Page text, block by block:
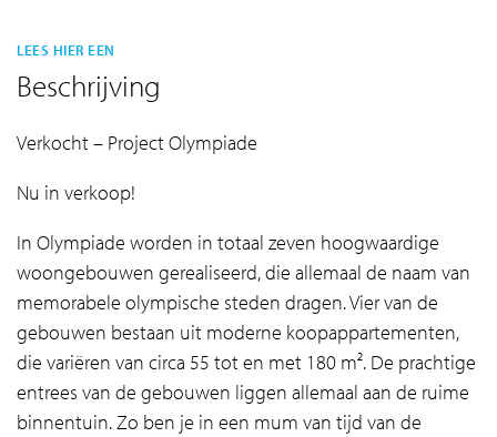
LEES HIER EEN
Beschrijving
Verkocht – Project Olympiade
Nu in verkoop!
In Olympiade worden in totaal zeven hoogwaardige
woongebouwen gerealiseerd, die allemaal de naam van
memorabele olympische steden dragen. Vier van de
gebouwen bestaan uit moderne koopappartementen,
die variëren van circa 55 tot en met 180 m². De prachtige
entrees van de gebouwen liggen allemaal aan de ruime
binnentuin. Zo ben je in een mum van tijd van de